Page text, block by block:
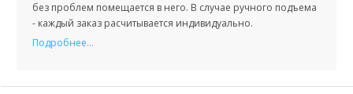
без проблем помещается в него. В случае ручного подъема
- каждый заказ расчитывается индивидуально.
Подробнее...